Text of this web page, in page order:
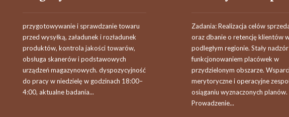
przygotowywanie i sprawdzanie towaru
przed wysyłką, załadunek i rozładunek
produktów, kontrola jakości towarów,
obsługa skanerów i podstawowych
urządzeń magazynowych. dyspozycyjność
do pracy w niedzielę w godzinach 18:00–
4:00, aktualne badania...
Zadania: Realizacja celów
oraz dbanie o retencję klientów
podległym regionie. Stały
funkcjonowaniem placówek w
przydzielonym obszarze.
merytoryczne i operacyjne
osiąganiu wyznaczonych planów.
Prowadzenie...